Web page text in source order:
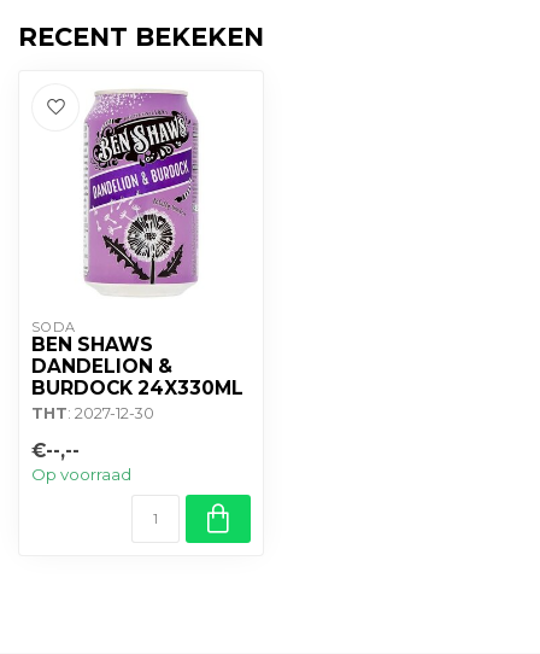
RECENT BEKEKEN
SODA
BEN SHAWS
DANDELION &
BURDOCK 24X330ML
THT: 2027-12-30
€--,--
Op voorraad